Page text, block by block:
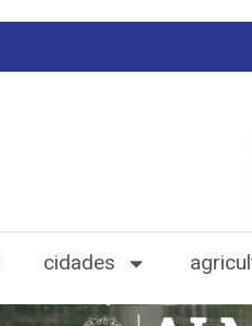
cidades